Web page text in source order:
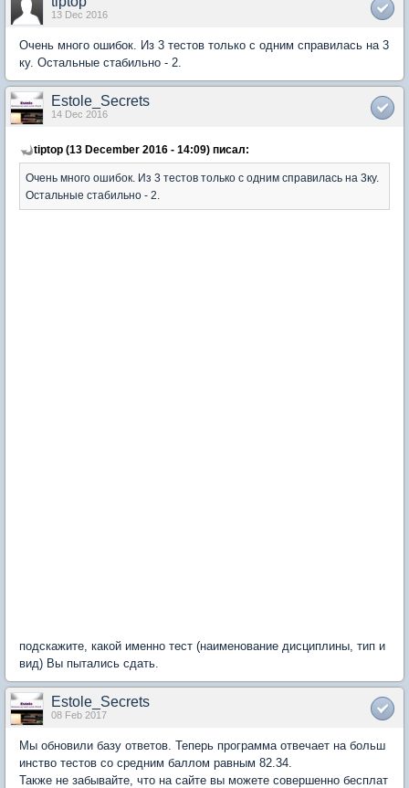
13 Dec 2016
Очень много ошибок. Из 3 тестов только с одним справилась на 3
ку. Остальные стабильно - 2.
Estole_Secrets
14 Dec 2016
tiptop (13 December 2016 - 14:09) писал:
Очень много ошибок. Из 3 тестов только с одним справилась на 3ку.
Остальные стабильно - 2.
подскажите, какой именно тест (наименование дисциплины, тип и
вид) Вы пытались сдать.
Estole_Secrets
08 Feb 2017
Мы обновили базу ответов. Теперь программа отвечает на больш
инство тестов со средним баллом равным 82.34.
Также не забывайте, что на сайте вы можете совершенно бесплат